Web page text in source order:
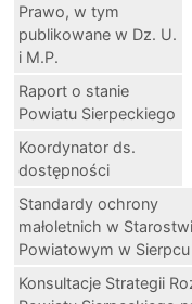
Prawo, w tym
publikowane w Dz. U.
i M.P.
Raport o stanie
Powiatu Sierpeckiego
Koordynator ds.
dostępności
Standardy ochrony
małoletnich w
Powiatowym w Sierpcu
Konsultacje Strategii